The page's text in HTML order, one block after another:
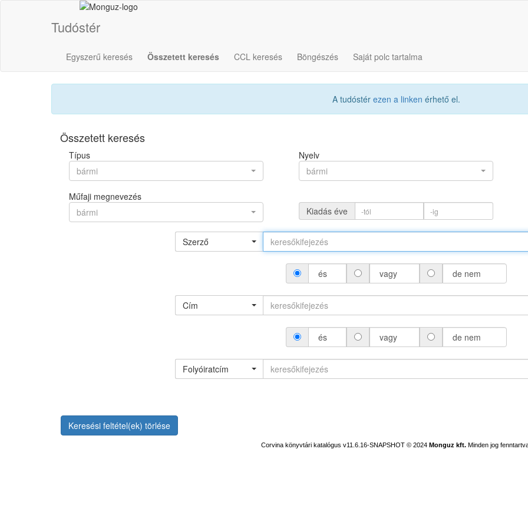
Tudóstér
Egyszerű keresés Összetett keresés CCL keresés Böngészés Saját polc tartalma
A tudóstér ezen a linken érhető el.
Összetett keresés
Típus
bármi
Nyelv
bármi
Műfaji megnevezés
bármi
Kiadás éve
Szerző
és vagy de nem
Cím
és vagy de nem
Folyóiratcím
Keresési feltétel(ek) törlése
Corvina könyvtári katalógus v11.6.16-SNAPSHOT © 2024 Monguz kft. Minden jog